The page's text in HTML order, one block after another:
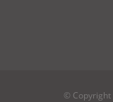
© Copyright